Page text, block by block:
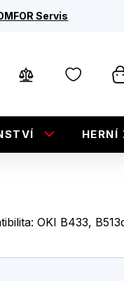
Servis
HERNÍ
OKI B433,